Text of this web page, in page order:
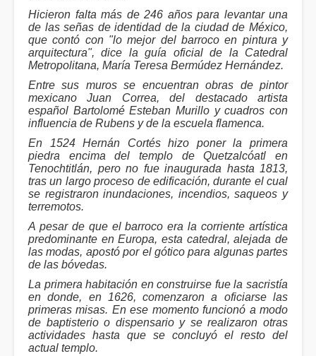
Hicieron falta más de 246 años para levantar una
de las señas de identidad de la ciudad de México,
que contó con "lo mejor del barroco en pintura y
arquitectura", dice la guía oficial de la Catedral
Metropolitana, María Teresa Bermúdez Hernández.
Entre sus muros se encuentran obras de pintor
mexicano Juan Correa, del destacado artista
español Bartolomé Esteban Murillo y cuadros con
influencia de Rubens y de la escuela flamenca.
En 1524 Hernán Cortés hizo poner la primera
piedra encima del templo de Quetzalcóatl en
Tenochtitlán, pero no fue inaugurada hasta 1813,
tras un largo proceso de edificación, durante el cual
se registraron inundaciones, incendios, saqueos y
terremotos.
A pesar de que el barroco era la corriente artística
predominante en Europa, esta catedral, alejada de
las modas, apostó por el gótico para algunas partes
de las bóvedas.
La primera habitación en construirse fue la sacristía
en donde, en 1626, comenzaron a oficiarse las
primeras misas. En ese momento funcionó a modo
de baptisterio o dispensario y se realizaron otras
actividades hasta que se concluyó el resto del
actual templo.